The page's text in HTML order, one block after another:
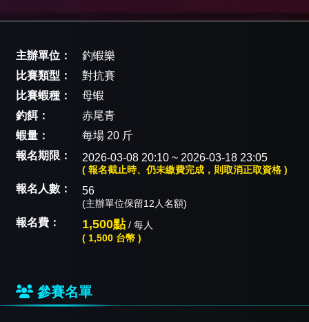
主辦單位：
釣蝦樂
比賽類型：
對抗賽
比賽蝦種：
母蝦
釣餌：
赤尾青
蝦量：
每場 20 斤
報名期限：
2026-03-08 20:10 ~ 2026-03-18 23:05
( 報名截止時、仍未繳費完成，則取消正取資格 )
報名人數： 56
(主辦單位保留12人名額)
報名費： 1,500點/ 每人
( 1,500 台幣 )
參賽名單